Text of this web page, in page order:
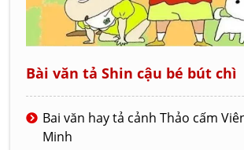
Bài văn tả Shin cậu bé bút chì
Bai văn hay tả cảnh Thảo cấm
Minh